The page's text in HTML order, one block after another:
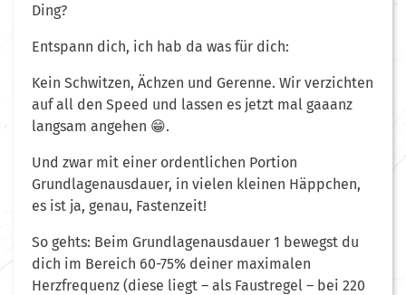
Ding?
Entspann dich, ich hab da was für dich:
Kein Schwitzen, Ächzen und Gerenne. Wir verzichten
auf all den Speed und lassen es jetzt mal gaaanz
langsam angehen 😁.
Und zwar mit einer ordentlichen Portion
Grundlagenausdauer, in vielen kleinen Häppchen,
es ist ja, genau, Fastenzeit!
So gehts: Beim Grundlagenausdauer 1 bewegst du
dich im Bereich 60-75% deiner maximalen
Herzfrequenz (diese liegt – als Faustregel – bei 220